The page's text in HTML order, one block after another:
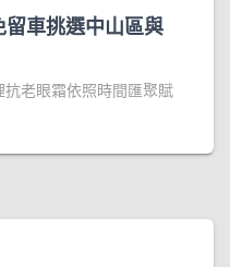
車挑選中山區與
老眼霜依照時間匯聚賦